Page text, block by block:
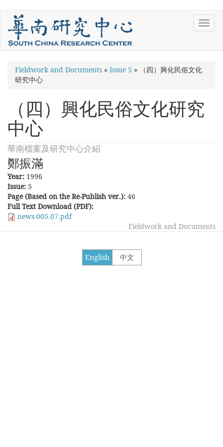
Skip
main
content
You
are
here
Fieldwork and Documents » Issue 5 »
（四）興化民俗文化
研究中心
（四）興化民俗文化研究
中心
華南檔案及研究中心介紹
鄭振滿
Year: 1996
Issue: 5
Page (Based on the Re-Publish ver.): 46
Full Text Download (PDF):
news-005.07.pdf
Fieldwork and Documents
中文
English